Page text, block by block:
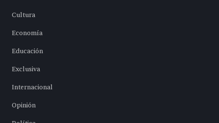
Cultura
Economía
Educación
Exclusiva
Internacional
Opinión